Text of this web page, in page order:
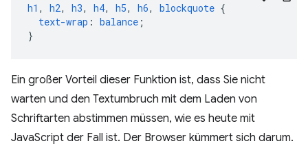
h1 , h2, h3, h4, h5, h6, blockquote {
text-wrap : balance ;
}
Ein großer Vorteil dieser Funktion ist, dass Sie nicht
warten und den Textumbruch mit dem Laden von
Schriftarten abstimmen müssen, wie es heute mit
JavaScript der Fall ist. Der Browser kümmert sich darum.